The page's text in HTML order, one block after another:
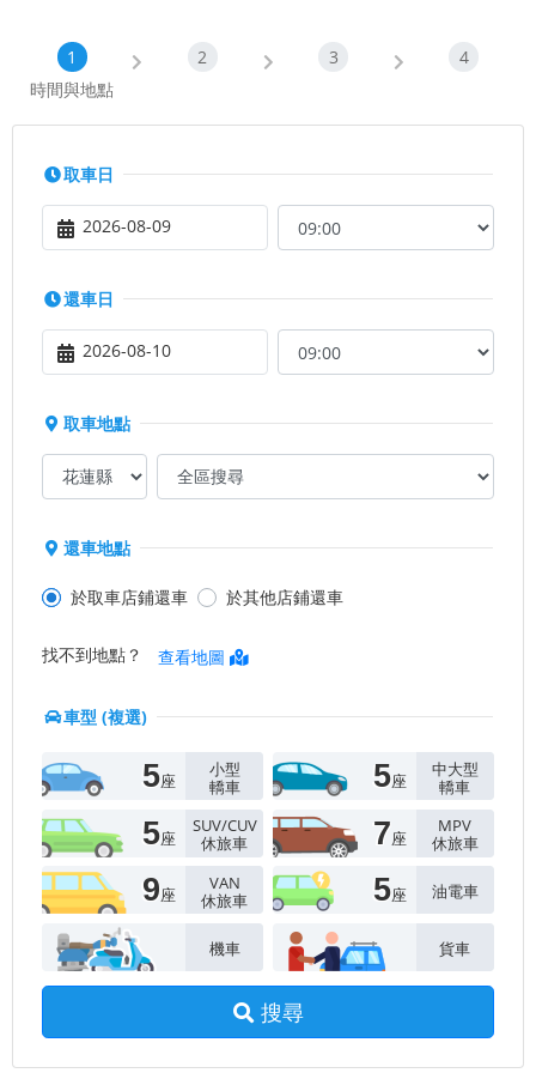
時間與地點
取車日
2026-08-09
還車日
2026-08-10
取車地點
還車地點
於取車店鋪還車 於其他店鋪還車
找不到地點？ 查看地圖
車型 (複選)
5座
小型
轎車
5座
中大型
轎車
5座
SUV/CUV
休旅車
7座
MPV
休旅車
9座
VAN
休旅車
5座 油電車
機車 貨車
搜尋